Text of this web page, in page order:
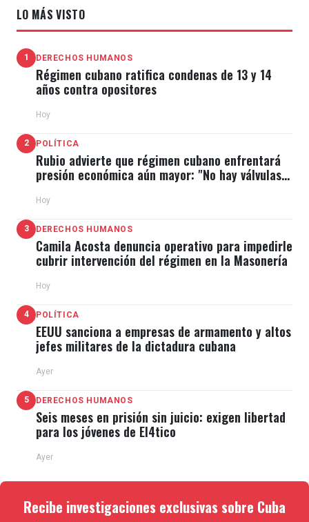
LO MÁS VISTO
1 DERECHOS HUMANOS
Régimen cubano ratifica condenas de 13 y 14
años contra opositores
Hoy
2 POLÍTICA
Rubio advierte que régimen cubano enfrentará
presión económica aún mayor: "No hay válvulas
Hoy
3 DERECHOS HUMANOS
Camila Acosta denuncia operativo para impedirle
cubrir intervención del régimen en la Masonería
Hoy
4 POLÍTICA
EEUU sanciona a empresas de armamento y altos
jefes militares de la dictadura cubana
Ayer
5 DERECHOS HUMANOS
Seis meses en prisión sin juicio: exigen libertad
para los jóvenes de El4tico
Ayer
Recibe investigaciones exclusivas sobre Cuba